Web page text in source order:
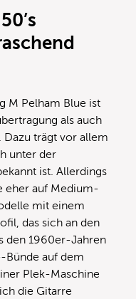
M Pelham Blue ist
als auch
Dazu trägt vor allem
unter der
ist. Allerdings
eher auf Medium-
mit einem
das sich an den
den 1960er-Jahren
auf dem
Plek-Maschine
die Gitarre